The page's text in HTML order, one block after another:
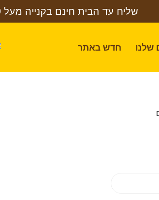
שליח עד הבית חינם בקנייה מעל 199 ₪
שלנו חדש באתר